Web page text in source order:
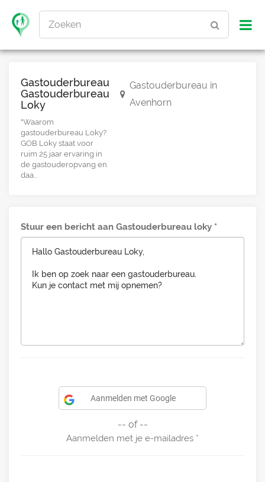
Zoeken
Gastouderbureau
Gastouderbureau
Loky
"Waarom
gastouderbureau Loky?
GOB Loky staat voor
ruim 25 jaar ervaring in
de gastouderopvang en
daa...
Gastouderbureau in
Avenhorn
Stuur een bericht aan Gastouderbureau loky
Aanmelden met Google
-- of --
Aanmelden met je e-mailadres